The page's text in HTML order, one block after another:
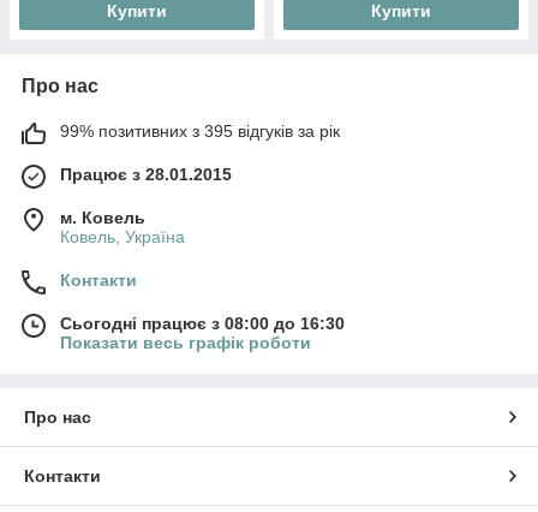
Купити Купити
Про нас
99% позитивних з 395 відгуків за рік
Працює з 28.01.2015
м. Ковель
Ковель, Україна
Контакти
Сьогодні працює з 08:00 до 16:30
Показати весь графік роботи
Про нас
Контакти